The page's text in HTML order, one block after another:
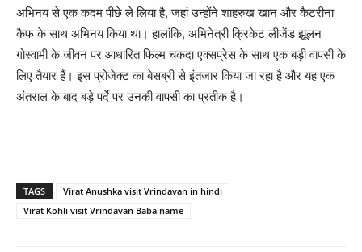
अभिनय से एक कदम पीछे ले लिया है, जहां उन्होंने शाहरुख खान और कैटरीना
कैफ के साथ अभिनय किया था। हालांकि, अभिनेत्री क्रिकेट लीजेंड झूलन
गोस्वामी के जीवन पर आधारित फिल्म चकदा एक्सप्रेस के साथ एक बड़ी वापसी के
लिए तैयार हैं। इस प्रोजेक्ट का बेसब्री से इंतजार किया जा रहा है और यह एक
अंतराल के बाद बड़े पर्दे पर उनकी वापसी का प्रतीक है।
TAGS
Virat Anushka visit Vrindavan in hindi
Virat Kohli visit Vrindavan Baba name